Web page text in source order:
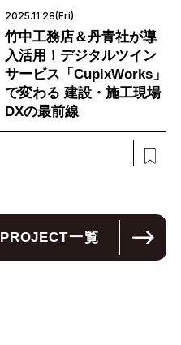
2025.11.28(Fri)
竹中工務店＆丹青社が導
入活用！デジタルツイン
サービス「CupixWorks」
で変わる 建設・施工現場
DXの最前線
PROJECT一覧